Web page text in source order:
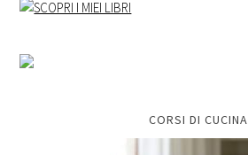
CORSI DI CUCINA